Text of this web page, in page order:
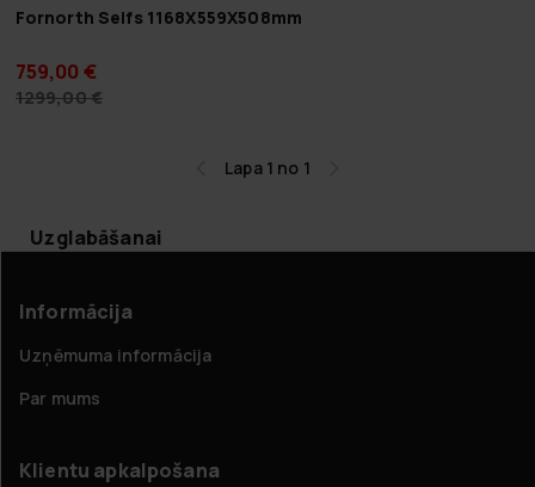
Fornorth Seifs 1168X559X508mm
759,00 €
1299,00 €
Lapa 1 no 1
Uzglabāšanai
Informācija
Uzņēmuma informācija
Par mums
Klientu apkalpošana